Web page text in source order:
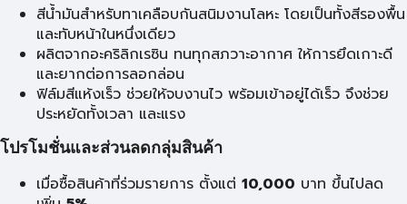
สีน้ำมันสำหรับทาเคลือบกันสนิมงานโลหะ โดยเป็นทั้งสีรองพื้น
และทับหน้าในหนึ่งเดียว
ผลิตจากอะคริลิกเรซิน ทนทุกสภวาะอากาศ ให้การยึดเกาะดี
และยากต่อการลอกล่อน
ฟิล์มสีแห้งเร็ว ช่วยให้จบงานไว พร้อมเข้าอยู่ได้เร็ว จึงช่วย
ประหยัดทั้งเวลา และแรง
โปรโมชั่นและส่วนลดกลุ่มสินค้า
เมื่อซื้อสินค้าที่ร่วมรายการ ตั้งแต่ 10,000 บาท ขึ้นไปลด